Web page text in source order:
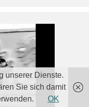
unserer Dienste.
Sie sich damit
OK